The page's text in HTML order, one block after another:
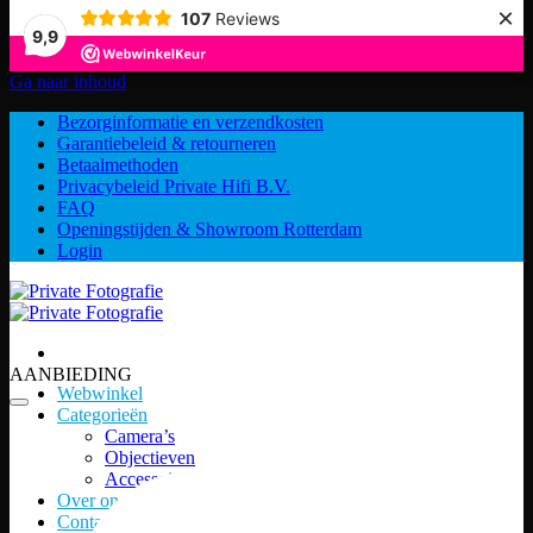
9,9
107 Reviews ×
Ga naar inhoud
Bezorginformatie en verzendkosten
Garantiebeleid & retourneren
Betaalmethoden
Privacybeleid Private Hifi B.V.
FAQ
Openingstijden & Showroom Rotterdam
Login
Webwinkel
Categorieën
Camera’s
Objectieven
Accessoires
Over ons
Contact
AANBIEDING